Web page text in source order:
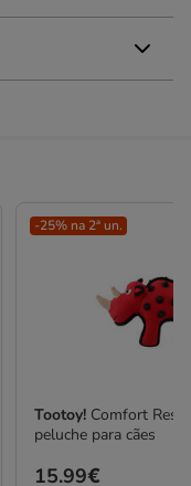
-25% na 2ª un.
Tootoy! Comfort
peluche para cães
Preço
15.99€